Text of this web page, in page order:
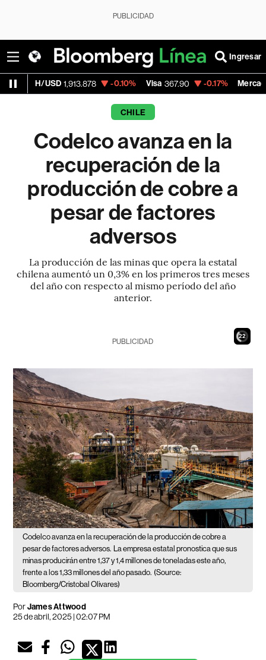
PUBLICIDAD
Ingresar
1,913.878 -0.10% Visa 367.90 -0.17% MercadoLibre
CHILE
Codelco avanza en la
recuperación de la
producción de cobre a
pesar de factores
adversos
La producción de las minas que opera la estatal
chilena aumentó un 0,3% en los primeros tres meses
del año con respecto al mismo período del año
anterior.
20
PUBLICIDAD
Codelco avanza en la recuperación de la producción de cobre a
pesar de factores adversos.
La empresa estatal pronostica que sus
minas producirán entre 1,37 y 1,4 millones de toneladas este año,
frente a los 1,33 millones del año pasado. (Source:
Bloomberg/Cristobal Olivares)
PorJames Attwood
25 de abril, 2025 | 02:07 PM